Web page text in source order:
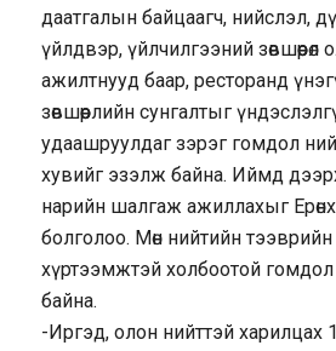
даатгалын байцаагч, нийслэл,
үйлдвэр, үйлчилгээний зөвшөөрөл
ажилтнууд баар, ресторанд
зөвшөөрлийн сунгалтыг
удаашруулдаг зэрэг гомдол
хувийг эзэлж байна. Иймд
нарийн шалгаж ажиллахыг
болголоо. Мөн нийтийн тээврийн
хүртээмжтэй холбоотой
байна.
-Иргэд, олон нийттэй харилцах